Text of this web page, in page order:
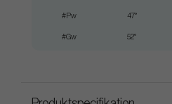
#Pw 47°
#Gw 52°